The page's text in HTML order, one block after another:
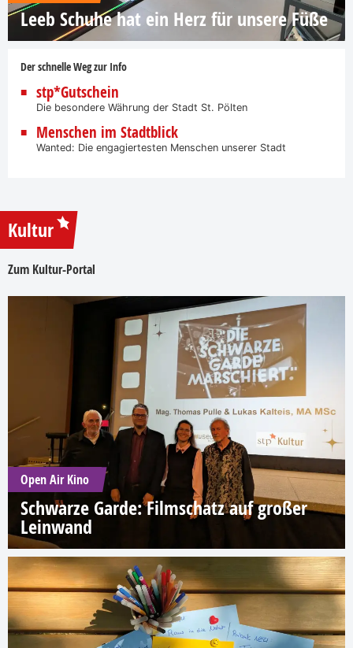
Leeb Schuhe hat ein Herz für unsere Füße
Der schnelle Weg zur Info
stp*Gutschein
Die besondere Währung der Stadt St. Pölten
Menschen im Stadtblick
Wanted: Die engagiertesten Menschen unserer Stadt
Kultur
Zum Kultur-Portal
Open Air Kino
Schwarze Garde: Filmschatz auf großer
Leinwand